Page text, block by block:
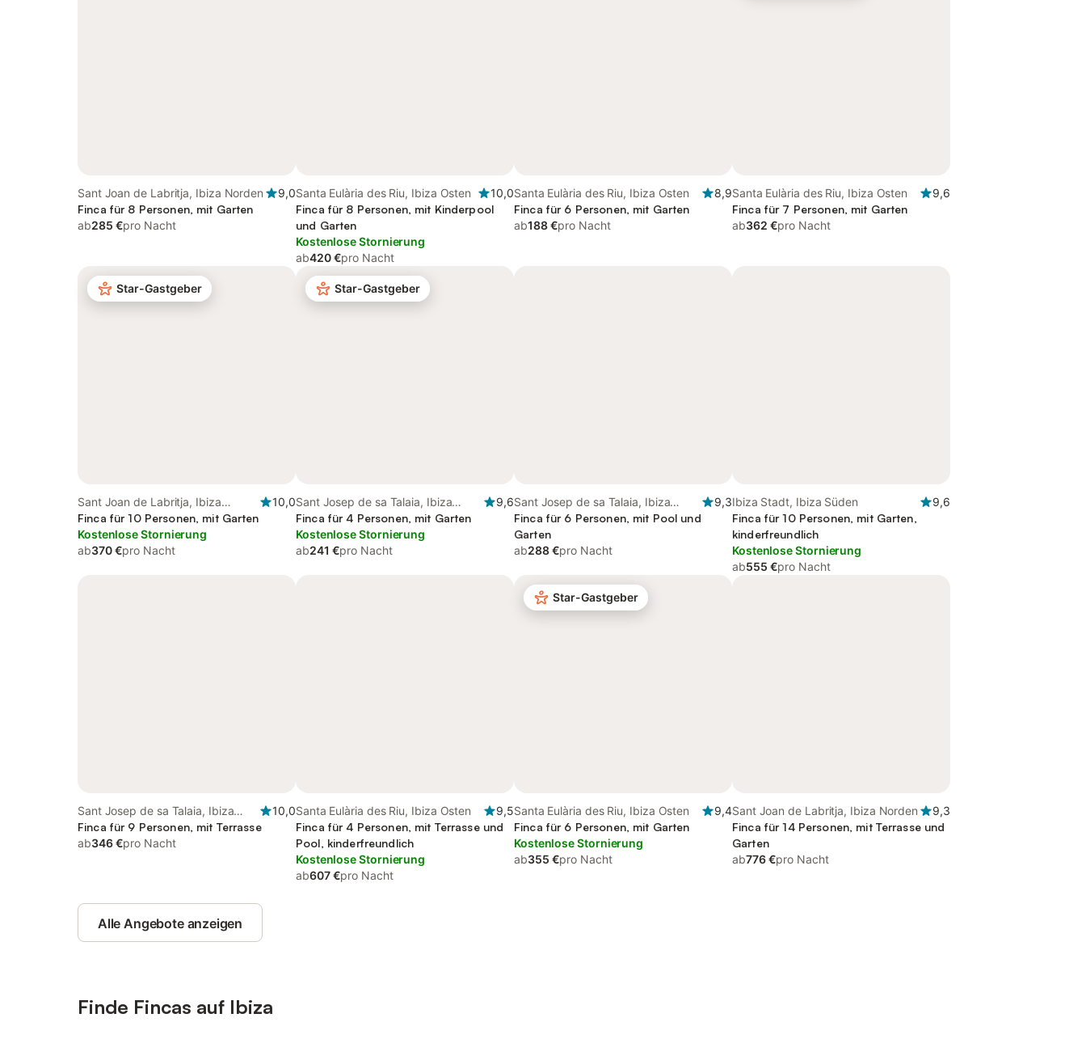
Sant Joan de Labritja, Ibiza Norden
9,0
Finca für 8 Personen, mit Garten
ab285 €pro Nacht
Santa Eulària des Riu, Ibiza Osten
10,0
Finca für 8 Personen, mit Kinderpool
und Garten
Kostenlose Stornierung
ab420 €pro Nacht
Santa Eulària des Riu, Ibiza Osten
8,9
Finca für 6 Personen, mit Garten
ab188 €pro Nacht
Santa Eulària des Riu, Ibiza Osten
9,6
Finca für 7 Personen, mit Garten
ab362 €pro Nacht
Star-Gastgeber
Sant Joan de Labritja, Ibiza
Norden
10,0
Finca für 10 Personen, mit Garten
Kostenlose Stornierung
ab370 €pro Nacht
Star-Gastgeber
Sant Josep de sa Talaia, Ibiza
Süden
9,6
Finca für 4 Personen, mit Garten
Kostenlose Stornierung
ab241 €pro Nacht
Sant Josep de sa Talaia, Ibiza
Süden
9,3
Finca für 6 Personen, mit Pool und
Garten
ab288 €pro Nacht
Ibiza Stadt, Ibiza Süden
9,6
Finca für 10 Personen, mit Garten,
kinderfreundlich
Kostenlose Stornierung
ab555 €pro Nacht
Sant Josep de sa Talaia, Ibiza
Süden
10,0
Finca für 9 Personen, mit Terrasse
ab346 €pro Nacht
Santa Eulària des Riu, Ibiza Osten
9,5
Finca für 4 Personen, mit Terrasse und
Pool, kinderfreundlich
Kostenlose Stornierung
ab607 €pro Nacht
Star-Gastgeber
Santa Eulària des Riu, Ibiza Osten
9,4
Finca für 6 Personen, mit Garten
Kostenlose Stornierung
ab355 €pro Nacht
Sant Joan de Labritja, Ibiza Norden
9,3
Finca für 14 Personen, mit Terrasse und
Garten
ab776 €pro Nacht
Alle Angebote anzeigen
Finde Fincas auf Ibiza